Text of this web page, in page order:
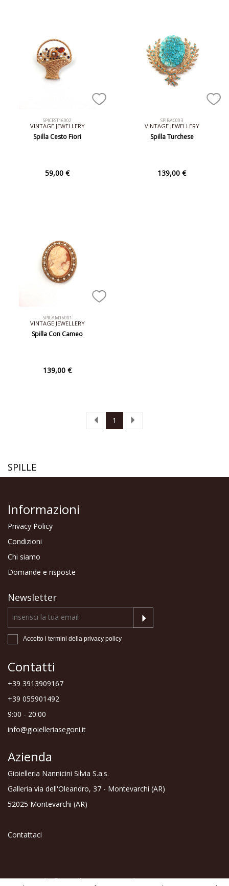
SPICEST16002
VINTAGE JEWELLERY
Spilla Cesto Fiori
59,00 €
SPIBAC003
VINTAGE JEWELLERY
Spilla Turchese
139,00 €
SPICAM16001
VINTAGE JEWELLERY
Spilla Con Cameo
139,00 €
1
SPILLE
Informazioni
Privacy Policy
Condizioni
Chi siamo
Domande e risposte
Newsletter
Accetto i termini della privacy policy
Contatti
+39 3913909167
+39 055901492
9:00 - 20:00
info@gioielleriasegoni.it
Azienda
Gioielleria Nannicini Silvia S.a.s.
Galleria via dell'Oleandro, 37 - Montevarchi (AR)
52025 Montevarchi (AR)
Contattaci
Copyright © Gioielleria Nannicini Silvia S.a.s. - 2026 - C.F e P.I.